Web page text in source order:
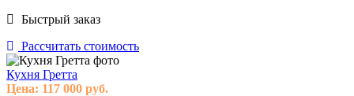
Быстрый заказ
Рассчитать стоимость
Кухня Гретта
Цена: 117 000 руб.